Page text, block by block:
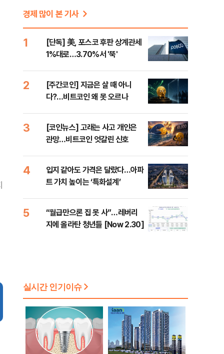
경제 많이 본 기사
1
[단독] 美, 포스코 후판 상계관세
1%대로…3.70%서 '뚝'
2
[주간코인] 지금은 살 때 아니
다?…비트코인 왜 못 오르나
3
[코인뉴스] 고래는 사고 개인은
관망…비트코인 엇갈린 신호
4
입지 같아도 가격은 달랐다…아파
트 가치 높이는 ‘특화설계’
5
“월급만으론 집 못 사”…레버리
지에 올라탄 청년들 [Now 2.30]